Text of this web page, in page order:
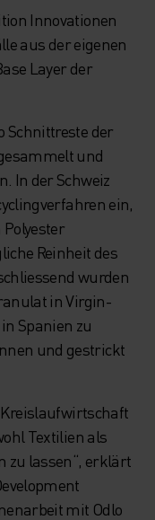
Innovationen
aus der eigenen
Layer der
Schnittreste der
und
In der Schweiz
ein,
Reinheit des
wurden
in Virgin-
Spanien zu
und gestrickt
Kreislaufwirtschaft
Textilien als
zu lassen“, erklärt
mit Odlo